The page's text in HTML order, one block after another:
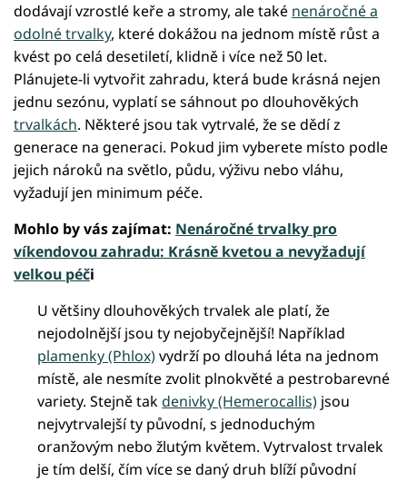
dodávají vzrostlé keře a stromy, ale také nenáročné a
odolné trvalky, které dokážou na jednom místě růst a
kvést po celá desetiletí, klidně i více než 50 let.
Plánujete-li vytvořit zahradu, která bude krásná nejen
jednu sezónu, vyplatí se sáhnout po dlouhověkých
trvalkách. Některé jsou tak vytrvalé, že se dědí z
generace na generaci. Pokud jim vyberete místo podle
jejich nároků na světlo, půdu, výživu nebo vláhu,
vyžadují jen minimum péče.
Mohlo by vás zajímat: Nenáročné trvalky pro
víkendovou zahradu: Krásně kvetou a nevyžadují
velkou péči
U většiny dlouhověkých trvalek ale platí, že
nejodolnější jsou ty nejobyčejnější! Například
plamenky (Phlox)vydrží po dlouhá léta na jednom
místě, ale nesmíte zvolit plnokvěté a pestrobarevné
variety. Stejně takdenivky (Hemerocallis) jsou
nejvytrvalejší ty původní, s jednoduchým
oranžovým nebo žlutým květem. Vytrvalost trvalek
je tím delší, čím více se daný druh blíží původní